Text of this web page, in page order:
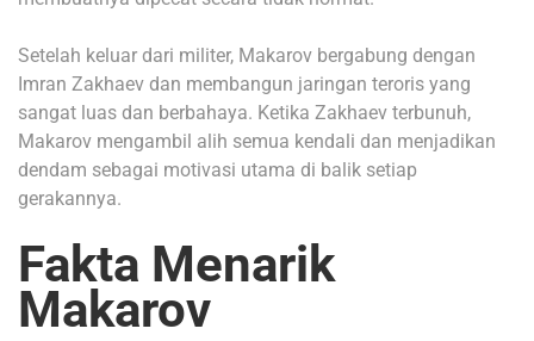
Setelah keluar dari militer, Makarov bergabung dengan
Imran Zakhaev dan membangun jaringan teroris yang
sangat luas dan berbahaya. Ketika Zakhaev terbunuh,
Makarov mengambil alih semua kendali dan menjadikan
dendam sebagai motivasi utama di balik setiap
gerakannya.
Fakta Menarik
Makarov